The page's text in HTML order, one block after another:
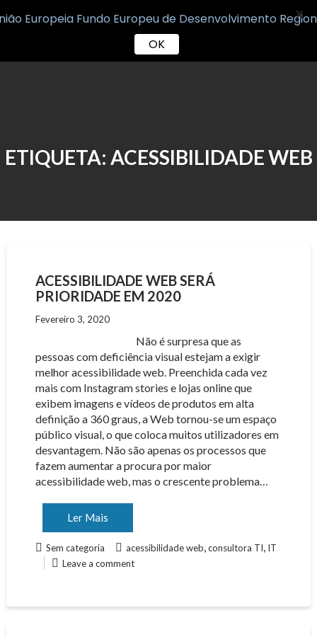
ETIQUETA: ACESSIBILIDADE WEB
ACESSIBILIDADE WEB SERÁ
PRIORIDADE EM 2020
Fevereiro 3, 2020
Não é surpresa que as
pessoas com deficiência visual estejam a exigir
melhor acessibilidade web. Preenchida cada vez
mais com Instagram stories e lojas online que
exibem imagens e vídeos de produtos em alta
definição a 360 ​​graus, a Web tornou-se um espaço
público visual, o que coloca muitos utilizadores em
desvantagem. Não são apenas os processos que
fazem aumentar a procura por maior
acessibilidade web, mas o crescente problema…
Ler Mais
Sem categoria acessibilidade web consultora TI IT
Leave a comment
OK
X